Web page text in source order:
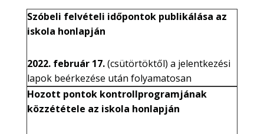
Szóbeli felvételi időpontok publikálása az
iskola honlapján
2022. február 17.(csütörtöktől) a jelentkezési
lapok beérkezése után folyamatosan
Hozott pontok kontrollprogramjának
közzététele az iskola honlapján